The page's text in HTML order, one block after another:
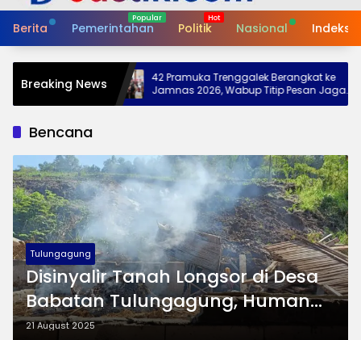
Berita Pemerintahan Politik Nasional Indeks
Breaking News
28
Diri di
42 Pramuka Trenggalek Berangkat ke
Jamnas 2026, Wabup Titip Pesan Jaga
Nama Baik Daerah
Bencana
Tulungagung
Disinyalir Tanah Longsor di Desa
Babatan Tulungagung, Human
Error
21 August 2025